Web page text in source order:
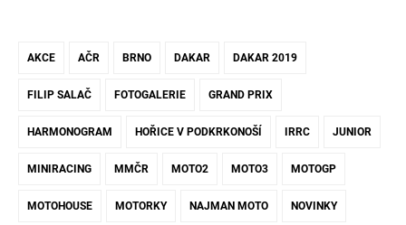
AKCE AČR BRNO DAKAR DAKAR 2019
FILIP SALAČ FOTOGALERIE GRAND PRIX
HARMONOGRAM HOŘICE V PODKRKONOŠÍ IRRC JUNIOR
MINIRACING MMČR MOTO2 MOTO3 MOTOGP
MOTOHOUSE MOTORKY NAJMAN MOTO NOVINKY